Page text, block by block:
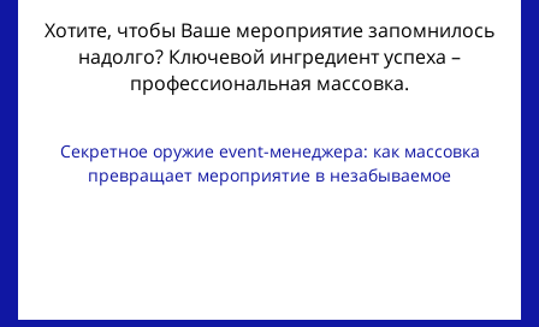
Хотите, чтобы Ваше мероприятие запомнилось
надолго? Ключевой ингредиент успеха –
профессиональная массовка.
Секретное оружие event-менеджера: как массовка
превращает мероприятие в незабываемое